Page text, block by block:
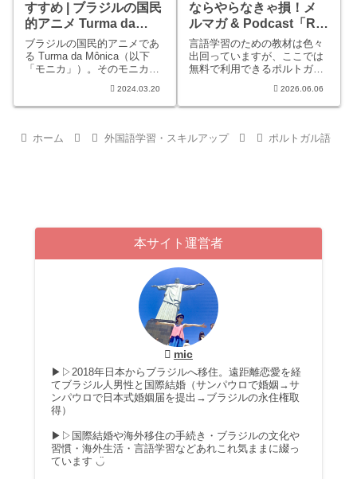
すすめ | ブラジルの国民
的アニメ Turma da
Mônica（トゥルマ ダ モ
ニカ）
ブラジルの国民的アニメであ
る Turma da Mônica（以下
「モニカ」）。そのモニカの
を記事内に貼っています。そ
れらを使って楽しくポルトガ
2024.03.20
ならやらなきゃ損！メ
ルマガ & Podcast「Rio
& Learn」に登録してみ
よう
言語学習のための教材は色々
出回っていますが、ここでは
無料で利用できるポルトガル
& Learn」を紹介します。言語
を学びながらブラジルの文化
で、まさに一石二鳥とはこの
ことでしょう。
2026.06.06
ホーム 外国語学習・スキルアップ ポルトガル語
本サイト運営者
mic
▶▷2018年日本からブラジルへ移住。遠距離恋愛を経
てブラジル人男性と国際結婚（サンパウロで婚姻→サ
ンパウロで日本式婚姻届を提出→ブラジルの永住権取
得）
▶▷国際結婚や海外移住の手続き・ブラジルの文化や
習慣・海外生活・言語学習などあれこれ気ままに綴っ
ています ◡̈